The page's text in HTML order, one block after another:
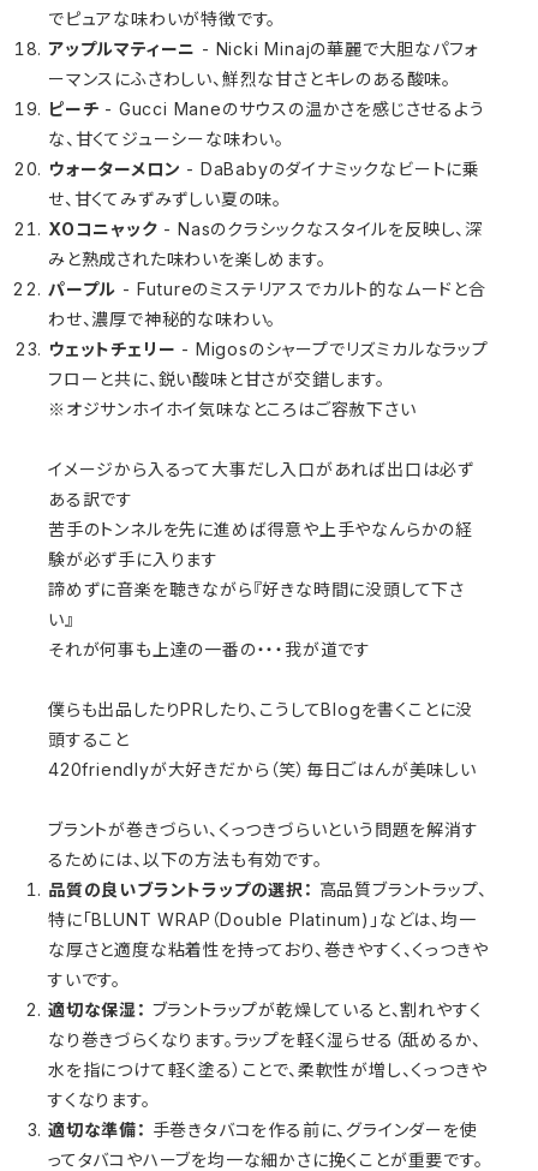
でピュアな味わいが特徴です。
アップルマティーニ - Nicki Minajの華麗で大胆なパフォ
ーマンスにふさわしい、鮮烈な甘さとキレのある酸味。
ピーチ - Gucci Maneのサウスの温かさを感じさせるよう
な、甘くてジューシーな味わい。
ウォーターメロン - DaBabyのダイナミックなビートに乗
せ、甘くてみずみずしい夏の味。
XOコニャック - Nasのクラシックなスタイルを反映し、深
みと熟成された味わいを楽しめます。
パープル - Futureのミステリアスでカルト的なムードと合
わせ、濃厚で神秘的な味わい。
ウェットチェリー - Migosのシャープでリズミカルなラップ
フローと共に、鋭い酸味と甘さが交錯します。
※オジサンホイホイ気味なところはご容赦下さい
イメージから入るって大事だし入口があれば出口は必ず
ある訳です
苦手のトンネルを先に進めば得意や上手やなんらかの経
験が必ず手に入ります
諦めずに音楽を聴きながら『好きな時間に没頭して下さ
い』
それが何事も上達の一番の・・・我が道です
僕らも出品したりPRしたり、こうしてBlogを書くことに没
頭すること
420friendlyが大好きだから（笑）毎日ごはんが美味しい
ブラントが巻きづらい、くっつきづらいという問題を解消す
るためには、以下の方法も有効です。
品質の良いブラントラップの選択： 高品質ブラントラップ、
特に「BLUNT WRAP（Double Platinum)」などは、均一
な厚さと適度な粘着性を持っており、巻きやすく、くっつきや
すいです。
適切な保湿： ブラントラップが乾燥していると、割れやすく
なり巻きづらくなります。ラップを軽く湿らせる（舐めるか、
水を指につけて軽く塗る）ことで、柔軟性が増し、くっつきや
すくなります。
適切な準備： 手巻きタバコを作る前に、グラインダーを使
ってタバコやハーブを均一な細かさに挽くことが重要です。